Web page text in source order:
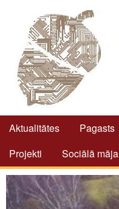
Aktualitātes Pagasts
Projekti
Sociālā māja